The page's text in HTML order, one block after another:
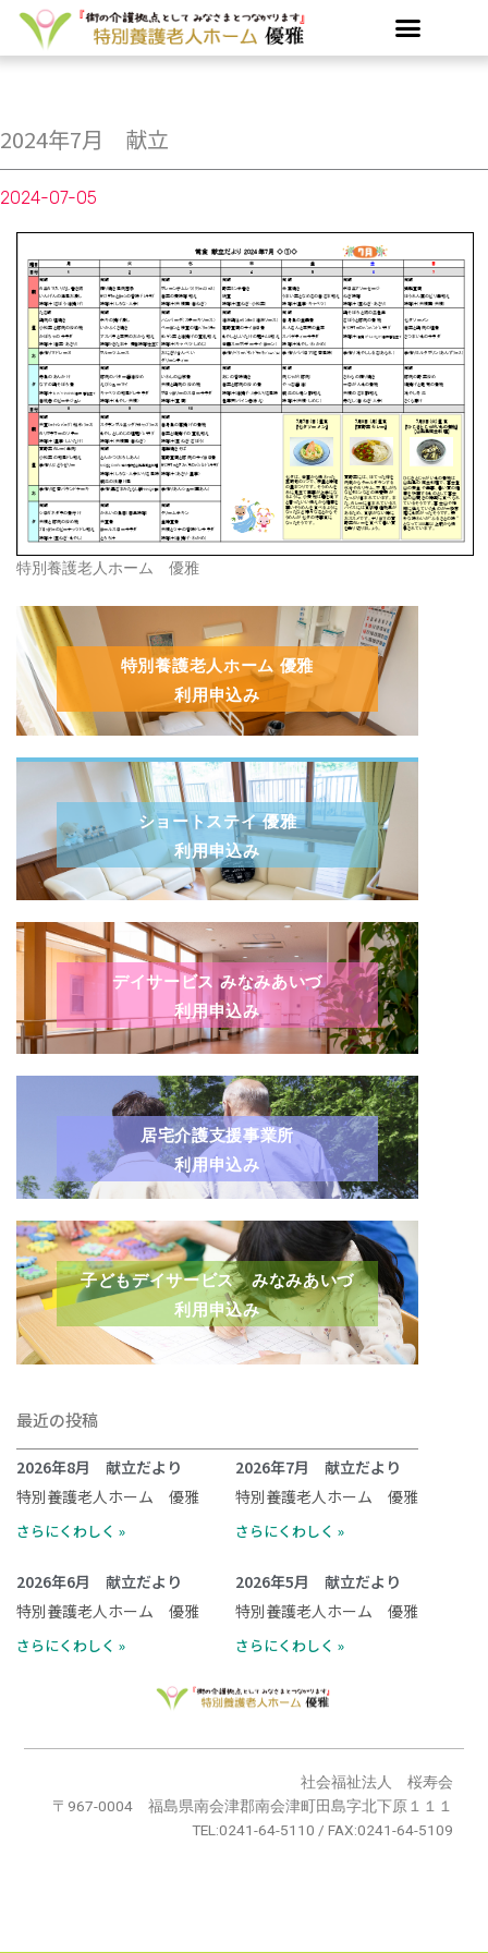
を
ッ
2024年7月 献立
2024-07-05
特別養護老人ホーム 優雅
特別養護老人ホーム 優雅
利用申込み
ショートステイ 優雅
利用申込み
デイサービス みなみあいづ
利用申込み
居宅介護支援事業所
利用申込み
子どもデイサービス みなみあいづ
利用申込み
最近の投稿
2026年8月 献立だより
特別養護老人ホーム 優雅
さらにくわしく »
2026年7月 献立だより
特別養護老人ホーム 優雅
さらにくわしく »
2026年6月 献立だより
特別養護老人ホーム 優雅
さらにくわしく »
2026年5月 献立だより
特別養護老人ホーム 優雅
さらにくわしく »
社会福祉法人 桜寿会
〒967-0004 福島県南会津郡南会津町田島字北下原１１１
TEL:0241-64-5110 / FAX:0241-64-5109